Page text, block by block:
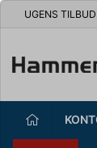
UGENS TILBUD